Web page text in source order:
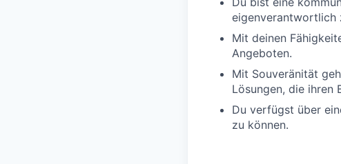
eigenverantwortlich
Mit deinen
Angeboten.
Mit Souveränität
Lösungen, die ihren
Du verfügst über
zu können.